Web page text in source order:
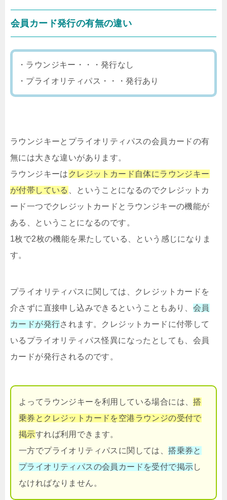
会員カード発行の有無の違い
・ラウンジキー・・・発行なし
・プライオリティパス・・・発行あり
ラウンジキーとプライオリティパスの会員カードの有
無には大きな違いがあります。
ラウンジキーは クレジットカード自体にラウンジキー
が付帯している
、ということになるのでクレジットカ
ード一つでクレジットカードとラウンジキーの機能が
ある、ということになるのです。
1枚で2枚の機能を果たしている、という感じになりま
す。
プライオリティパスに関しては、クレジットカードを
介さずに直接申し込みできるということもあり、 会員
カードが発行されます。クレジットカードに付帯して
いるプライオリティパス怪異になったとしても、会員
カードが発行されるのです。
よってラウンジキーを利用している場合には、搭
乗券とクレジットカードを空港ラウンジの受付で
掲示すれば利用できます。
一方でプライオリティパスに関しては、搭乗券と
プライオリティパスの会員カードを受付で掲示し
なければなりません。